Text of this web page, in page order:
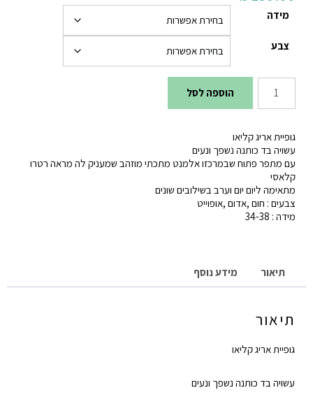
מידה
צבע
כמות
של
אריג
קליאו
הוספה לסל
גופיית אריג קליאו
עשויה בד כותנה נשפך ונעים
עם מתפר פתוח שבמרכזו אלמנט מתכתי מוזהב שמעניק לה מראה רטרו
קלאסי
מתאימה ליום יום וערב בשילובים שונים
צבעים : חום ,אדום ,אופוייט
מידה : 34-38
תיאור מידע נוסף
תיאור
גופיית אריג קליאו
עשויה בד כותנה נשפך ונעים